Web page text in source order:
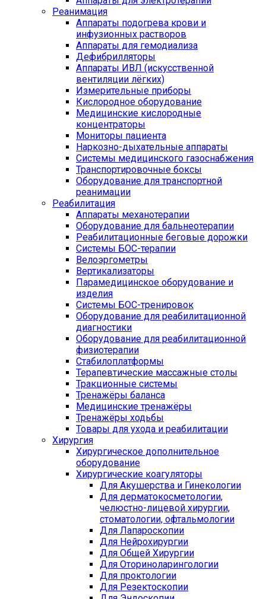
Реанимация
Аппараты подогрева крови и
инфузионных растворов
Аппараты для гемодиализа
Дефибрилляторы
Аппараты ИВЛ (искусственной
вентиляции лёгких)
Измерительные приборы
Кислородное оборудование
Медицинские кислородные
концентраторы
Мониторы пациента
Наркозно-дыхательные аппараты
Системы медицинского газоснабжения
Транспортировочные боксы
Оборудование для транспортной
реанимации
Реабилитация
Аппараты механотерапии
Оборудование для бальнеотерапии
Реабилитационные беговые дорожки
Системы БОС-терапии
Велоэргометры
Вертикализаторы
Парамедицинское оборудование и
изделия
Системы БОС-тренировок
Оборудование для реабилитационной
диагностики
Оборудование для реабилитационной
физиотерапии
Стабилоплатформы
Терапевтические массажные столы
Тракционные системы
Тренажёры баланса
Медицинские тренажёры
Тренажёры ходьбы
Товары для ухода и реабилитации
Хирургия
Хирургическое дополнительное
оборудование
Хирургические коагуляторы
Для Акушерства и Гинекологии
Для дерматокосметологии,
челюстно-лицевой хирургии,
стоматологии, офтальмологии
Для Лапароскопии
Для Нейрохирургии
Для Общей Хирургии
Для Оториноларингологии
Для проктологии
Для Резектоскопии